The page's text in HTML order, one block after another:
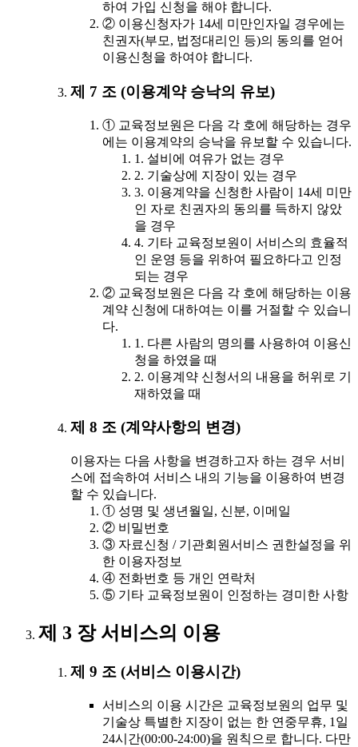
하여 가입 신청을 해야 합니다.
② 이용신청자가 14세 미만인자일 경우에는
친권자(부모, 법정대리인 등)의 동의를 얻어
이용신청을 하여야 합니다.
제 7 조 (이용계약 승낙의 유보)
① 교육정보원은 다음 각 호에 해당하는 경우
에는 이용계약의 승낙을 유보할 수 있습니다.
1. 설비에 여유가 없는 경우
2. 기술상에 지장이 있는 경우
3. 이용계약을 신청한 사람이 14세 미만
인 자로 친권자의 동의를 득하지 않았
을 경우
4. 기타 교육정보원이 서비스의 효율적
인 운영 등을 위하여 필요하다고 인정
되는 경우
② 교육정보원은 다음 각 호에 해당하는 이용
계약 신청에 대하여는 이를 거절할 수 있습니
다.
1. 다른 사람의 명의를 사용하여 이용신
청을 하였을 때
2. 이용계약 신청서의 내용을 허위로 기
재하였을 때
제 8 조 (계약사항의 변경)
이용자는 다음 사항을 변경하고자 하는 경우 서비
스에 접속하여 서비스 내의 기능을 이용하여 변경
할 수 있습니다.
① 성명 및 생년월일, 신분, 이메일
② 비밀번호
③ 자료신청 / 기관회원서비스 권한설정을 위
한 이용자정보
④ 전화번호 등 개인 연락처
⑤ 기타 교육정보원이 인정하는 경미한 사항
제 3 장 서비스의 이용
제 9 조 (서비스 이용시간)
서비스의 이용 시간은 교육정보원의 업무 및
기술상 특별한 지장이 없는 한 연중무휴, 1일
24시간(00:00-24:00)을 원칙으로 합니다. 다만